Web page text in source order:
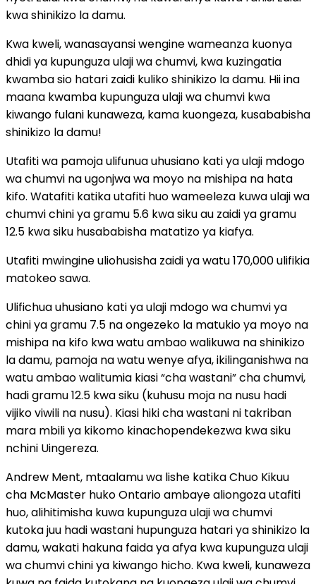
kwa shinikizo la damu.
Kwa kweli, wanasayansi wengine wameanza kuonya
dhidi ya kupunguza ulaji wa chumvi, kwa kuzingatia
kwamba sio hatari zaidi kuliko shinikizo la damu. Hii ina
maana kwamba kupunguza ulaji wa chumvi kwa
kiwango fulani kunaweza, kama kuongeza, kusababisha
shinikizo la damu!
Utafiti wa pamoja ulifunua uhusiano kati ya ulaji mdogo
wa chumvi na ugonjwa wa moyo na mishipa na hata
kifo. Watafiti katika utafiti huo wameeleza kuwa ulaji wa
chumvi chini ya gramu 5.6 kwa siku au zaidi ya gramu
12.5 kwa siku husababisha matatizo ya kiafya.
Utafiti mwingine uliohusisha zaidi ya watu 170,000 ulifikia
matokeo sawa.
Ulifichua uhusiano kati ya ulaji mdogo wa chumvi ya
chini ya gramu 7.5 na ongezeko la matukio ya moyo na
mishipa na kifo kwa watu ambao walikuwa na shinikizo
la damu, pamoja na watu wenye afya, ikilinganishwa na
watu ambao walitumia kiasi “cha wastani” cha chumvi,
hadi gramu 12.5 kwa siku (kuhusu moja na nusu hadi
vijiko viwili na nusu). Kiasi hiki cha wastani ni takriban
mara mbili ya kikomo kinachopendekezwa kwa siku
nchini Uingereza.
Andrew Ment, mtaalamu wa lishe katika Chuo Kikuu
cha McMaster huko Ontario ambaye aliongoza utafiti
huo, alihitimisha kuwa kupunguza ulaji wa chumvi
kutoka juu hadi wastani hupunguza hatari ya shinikizo la
damu, wakati hakuna faida ya afya kwa kupunguza ulaji
wa chumvi chini ya kiwango hicho. Kwa kweli, kunaweza